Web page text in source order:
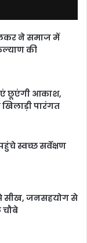
ने समाज में
की
छूएंगी आकाश,
पारंगत
स्वच्छ सर्वेक्षण
सीख, जनसहयोग से